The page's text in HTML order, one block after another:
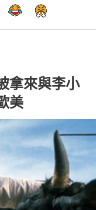
拿來與李小
美